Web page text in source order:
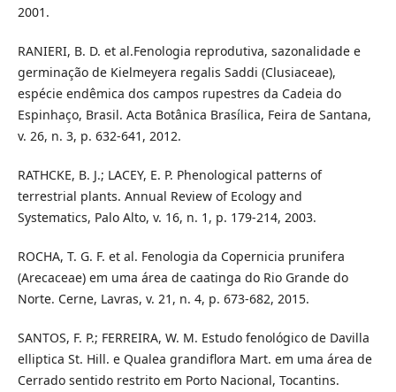
2001.
RANIERI, B. D. et al.Fenologia reprodutiva, sazonalidade e
germinação de Kielmeyera regalis Saddi (Clusiaceae),
espécie endêmica dos campos rupestres da Cadeia do
Espinhaço, Brasil. Acta Botânica Brasílica, Feira de Santana,
v. 26, n. 3, p. 632-641, 2012.
RATHCKE, B. J.; LACEY, E. P. Phenological patterns of
terrestrial plants. Annual Review of Ecology and
Systematics, Palo Alto, v. 16, n. 1, p. 179-214, 2003.
ROCHA, T. G. F. et al. Fenologia da Copernicia prunifera
(Arecaceae) em uma área de caatinga do Rio Grande do
Norte. Cerne, Lavras, v. 21, n. 4, p. 673-682, 2015.
SANTOS, F. P.; FERREIRA, W. M. Estudo fenológico de Davilla
elliptica St. Hill. e Qualea grandiflora Mart. em uma área de
Cerrado sentido restrito em Porto Nacional, Tocantins.